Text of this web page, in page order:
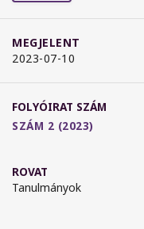
MEGJELENT
2023-07-10
FOLYÓIRAT SZÁM
SZÁM 2 (2023)
ROVAT
Tanulmányok